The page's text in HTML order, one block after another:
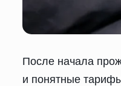
После начала
и понятные